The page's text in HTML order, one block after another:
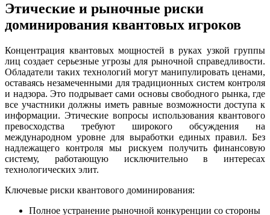
Этические и рыночные риски
доминирования квантовых игроков
Концентрация квантовых мощностей в руках узкой группы
лиц создает серьезные угрозы для рыночной справедливости.
Обладатели таких технологий могут манипулировать ценами,
оставаясь незамеченными для традиционных систем контроля
и надзора. Это подрывает сами основы свободного рынка, где
все участники должны иметь равные возможности доступа к
информации. Этические вопросы использования квантового
превосходства требуют широкого обсуждения на
международном уровне для выработки единых правил. Без
надлежащего контроля мы рискуем получить финансовую
систему, работающую исключительно в интересах
технологических элит.
Ключевые риски квантового доминирования:
Полное устранение рыночной конкуренции со стороны